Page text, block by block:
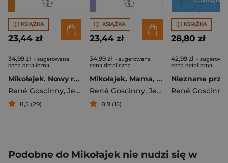
KSIĄŻKA
23,44 zł
34,99 zł - sugerowana
cena detaliczna
Mikołajek. Nowy rok szkolny
René Goscinny, Jean-Jacques Sempé
8,5 (29)
KSIĄŻKA
23,44 zł
34,99 zł - sugerowana
cena detaliczna
Mikołajek. Mama, tata i banda urwisów
René Goscinny, Jean-Jacques Sempé
8,9 (15)
KSIĄŻKA
28,80 zł
42,99 zł -
cena detaliczna
René Goscinny
Podobne do Mikołajek nie nudzi się w